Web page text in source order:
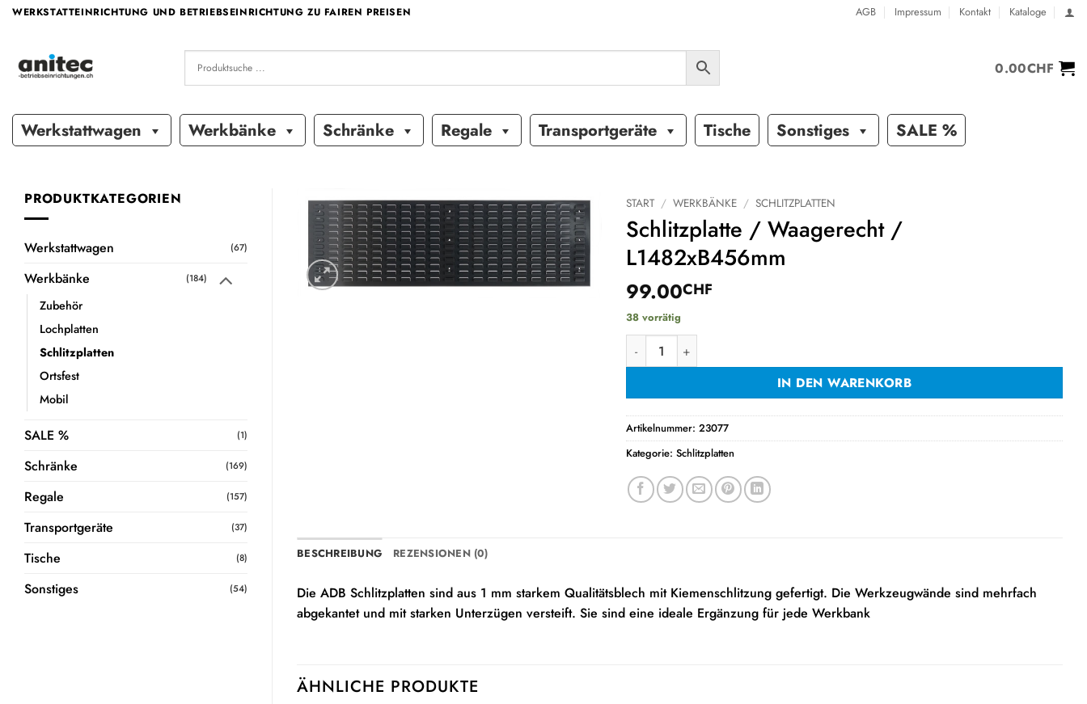
ZumWERKSTATTEINRICHTUNG UND BETRIEBSEINRICHTUNG ZU FAIREN PREISEN AGB Impressum Kontakt Kataloge
0.00CHF
Werkstattwagen Werkbänke Schränke Regale Transportgeräte Tische Sonstiges SALE %
PRODUKTKATEGORIEN
Werkstattwagen (67)
Werkbänke (184)
Zubehör
Lochplatten
Schlitzplatten
Ortsfest
Mobil
SALE % (1)
Schränke (169)
Regale (157)
Transportgeräte (37)
Tische (8)
Sonstiges (54)
Auf die
Wunschliste
START / WERKBÄNKE / SCHLITZPLATTEN
Schlitzplatte / Waagerecht /
L1482xB456mm
99.00CHF
38 vorrätig
Schlitzplatte / Waagerecht / L1482xB456mm Menge
IN DEN WARENKORB
Artikelnummer:23077
Kategorie:Schlitzplatten
BESCHREIBUNG REZENSIONEN (0)
Die ADB Schlitzplatten sind aus 1 mm starkem Qualitätsblech mit Kiemenschlitzung gefertigt. Die Werkzeugwände sind mehrfach
abgekantet und mit starken Unterzügen versteift. Sie sind eine ideale Ergänzung für jede Werkbank
ÄHNLICHE PRODUKTE